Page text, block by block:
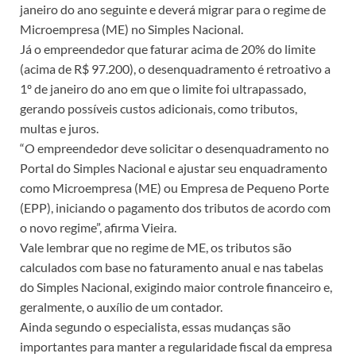
janeiro do ano seguinte e deverá migrar para o regime de
Microempresa (ME) no Simples Nacional.
Já o empreendedor que faturar acima de 20% do limite
(acima de R$ 97.200), o desenquadramento é retroativo a
1º de janeiro do ano em que o limite foi ultrapassado,
gerando possíveis custos adicionais, como tributos,
multas e juros.
“O empreendedor deve solicitar o desenquadramento no
Portal do Simples Nacional e ajustar seu enquadramento
como Microempresa (ME) ou Empresa de Pequeno Porte
(EPP), iniciando o pagamento dos tributos de acordo com
o novo regime”, afirma Vieira.
Vale lembrar que no regime de ME, os tributos são
calculados com base no faturamento anual e nas tabelas
do Simples Nacional, exigindo maior controle financeiro e,
geralmente, o auxílio de um contador.
Ainda segundo o especialista, essas mudanças são
importantes para manter a regularidade fiscal da empresa